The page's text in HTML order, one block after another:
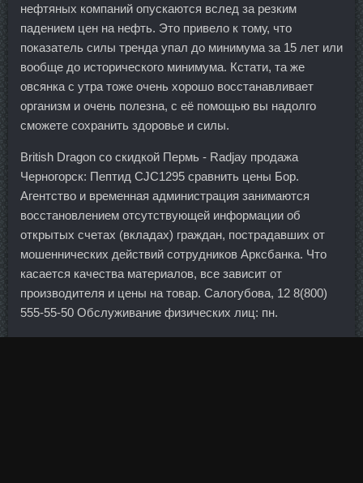
нефтяных компаний опускаются вслед за резким
падением цен на нефть. Это привело к тому, что
показатель силы тренда упал до минимума за 15 лет или
вообще до исторического минимума. Кстати, та же
овсянка с утра тоже очень хорошо восстанавливает
организм и очень полезна, с её помощью вы надолго
сможете сохранить здоровье и силы.
British Dragon со скидкой Пермь - Radjay продажа
Черногорск: Пептид CJC1295 сравнить цены Бор.
Агентство и временная администрация занимаются
восстановлением отсутствующей информации об
открытых счетах (вкладах) граждан, пострадавших от
мошеннических действий сотрудников Арксбанка. Что
касается качества материалов, все зависит от
производителя и цены на товар. Салогубова, 12 8(800)
555-55-50 Обслуживание физических лиц: пн.